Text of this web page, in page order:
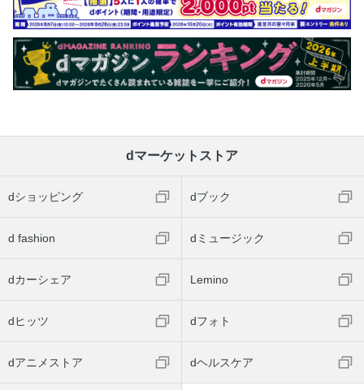
dマーケットストア
dショッピング dブック
d fashion dミュージック
dカーシェア Lemino
dヒッツ dフォト
dアニメストア dヘルスケア